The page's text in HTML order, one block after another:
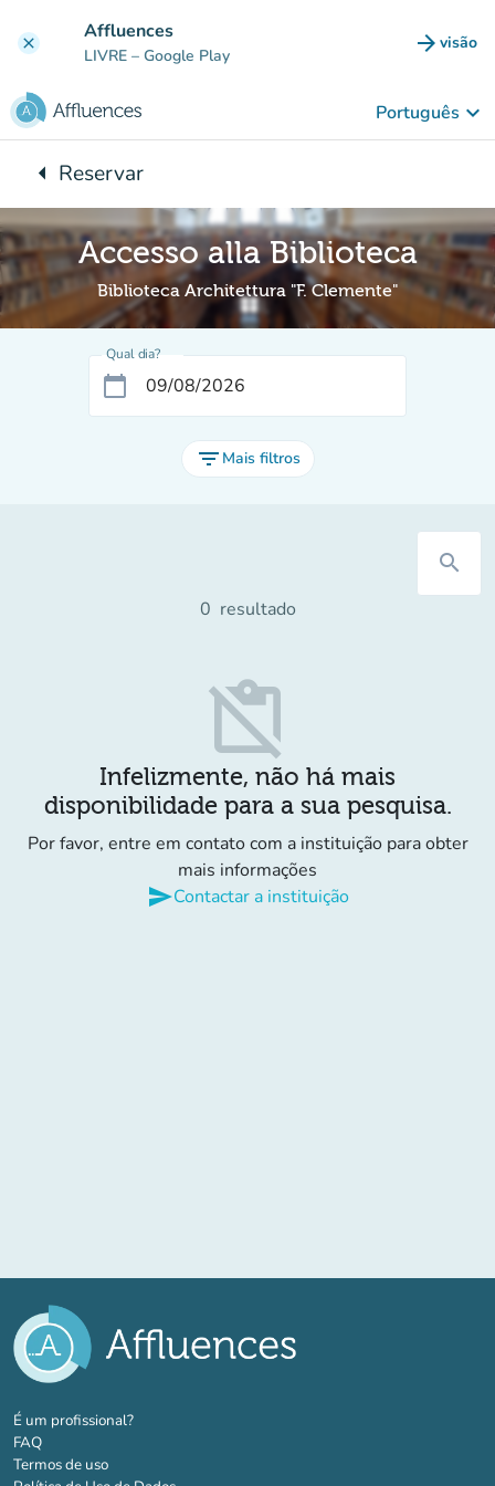
clear Affluences
LIVRE – Google Play arrow_forward visão
(novo
Português keyboard_arrow_down
arrow_leftVoltar para:
Reservar
Accesso alla Biblioteca
Biblioteca Architettura "F. Clemente"
Qual dia?
calendar_today
filter_list Mais filtros
search
0 resultado
content_paste_off
Infelizmente, não há mais
disponibilidade para a sua pesquisa.
Por favor, entre em contato com a instituição para obter
mais informações
sendContactar a instituição
É um profissional?(novo separador)
FAQ
Termos de uso